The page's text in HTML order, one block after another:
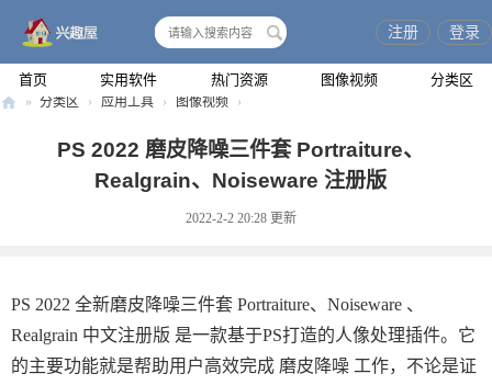
首页 实用软件 热门资源 图像视频 分类区
注册 登录
» 分类区 › 应用工具 › 图像视频 ›
PS 2022 磨皮降噪三件套 Portraiture、
Realgrain、Noiseware 注册版
2022-2-2 20:28 更新
PS 2022 全新磨皮降噪三件套 Portraiture、Noiseware 、
Realgrain 中文注册版 是一款基于PS打造的人像处理插件。它
的主要功能就是帮助用户高效完成 磨皮降噪 工作，不论是证